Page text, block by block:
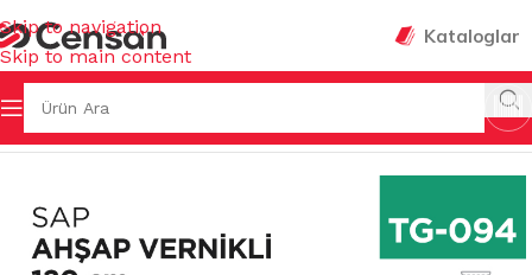
Skip to navigation
Skip to main content
Kataloglar
SAPLAR ( FIRÇA & MOP & UZATMALI ) & SAP ASKILARI